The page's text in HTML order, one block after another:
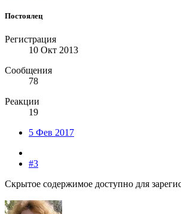
Постоялец
Регистрация
10 Окт 2013
Сообщения
78
Реакции
19
5 Фев 2017
#3
Скрытое содержимое доступно для